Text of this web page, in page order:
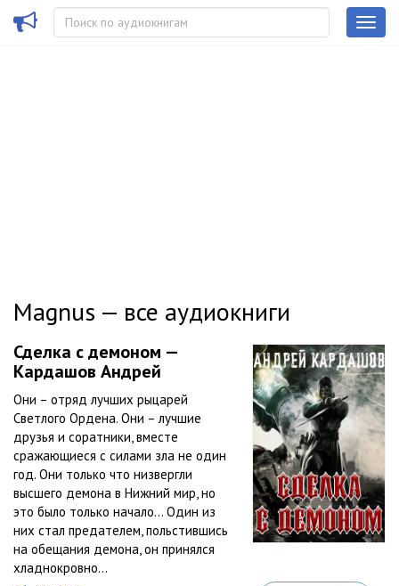
Magnus — все аудиокниги
Сделка с демоном —
Кардашов Андрей
Они – отряд лучших рыцарей
Светлого Ордена. Они – лучшие
друзья и соратники, вместе
сражающиеся с силами зла не один
год. Они только что низвергли
высшего демона в Нижний мир, но
это было только начало… Один из
них стал предателем, польстившись
на обещания демона, он принялся
хладнокровно...